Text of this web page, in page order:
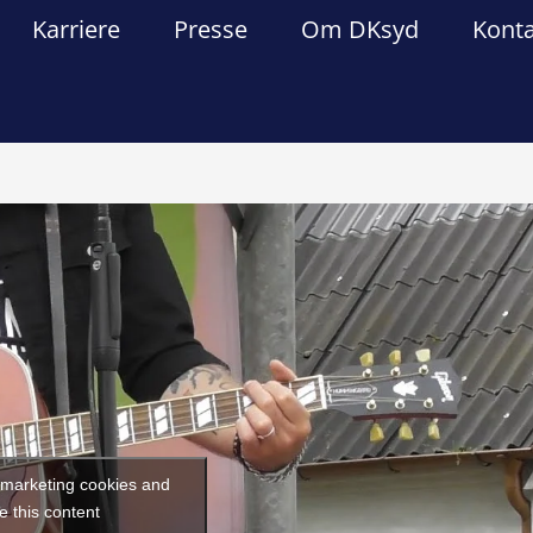
Karriere Presse Om DKsyd
cookies and
this content